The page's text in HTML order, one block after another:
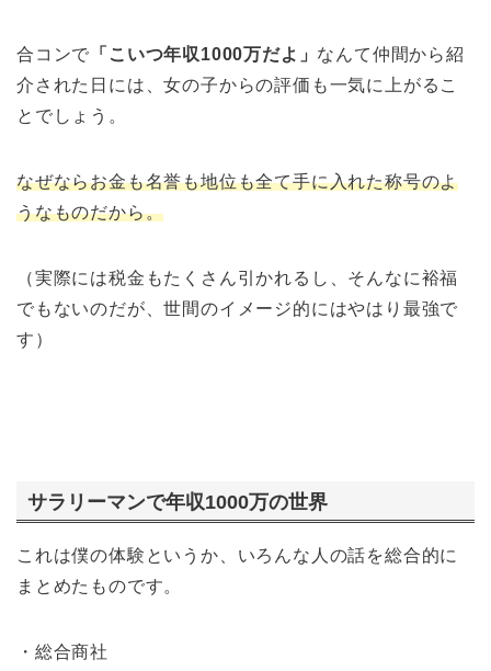
合コンで 「こいつ年収1000万だよ」 なんて仲間から紹
介された日には、女の子からの評価も一気に上がるこ
とでしょう。
なぜならお金も名誉も地位も全て手に入れた称号のよ
うなものだから。
（実際には税金もたくさん引かれるし、そんなに裕福
でもないのだが、世間のイメージ的にはやはり最強で
す）
サラリーマンで年収1000万の世界
これは僕の体験というか、いろんな人の話を総合的に
まとめたものです。
・総合商社